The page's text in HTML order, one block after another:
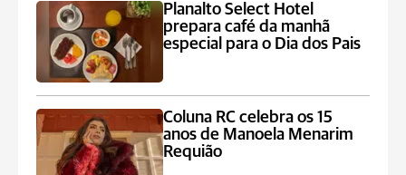
Planalto Select Hotel
prepara café da manhã
especial para o Dia dos Pais
Coluna RC celebra os 15
anos de Manoela Menarim
Requião